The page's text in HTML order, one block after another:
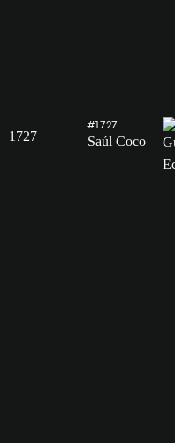
1727
#1727
Saúl Coco